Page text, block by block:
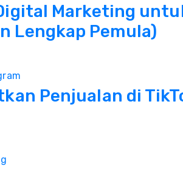
Marketing
Lengkap Pemula)
Penjualan di